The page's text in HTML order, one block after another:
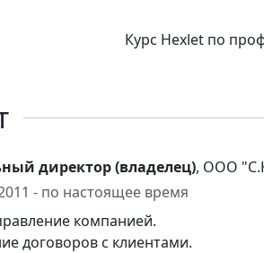
Курс Hexlet по
директор (владелец), ООО
- по настоящее время
компанией.
договоров с клиентами.